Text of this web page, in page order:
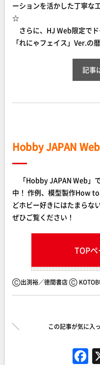
ーションを活かした丁寧な
☆
さらに、HJ Web限定で
「れにゃフェイス」Ver.の
記事
Hobby JAPAN Web
「Hobby JAPAN Web」
中！ 作例、模型製作How
どホビー好きにはたまらな
ぜひご覧ください！
TOP
Ⓒ出渕裕／徳間書店 Ⓒ
この記事が気に入
F